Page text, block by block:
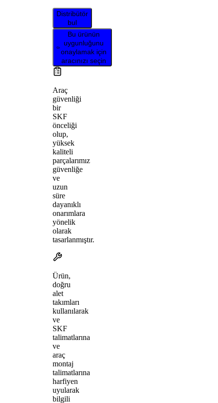
Distribütör
bul
Bu ürünün
uygunluğunu
onaylamak için
aracınızı seçin
Araç
güvenliği
bir
SKF
önceliği
olup,
yüksek
kaliteli
parçalarımız
güvenliğe
ve
uzun
süre
dayanıklı
onarımlara
yönelik
olarak
tasarlanmıştır.
Ürün,
doğru
alet
takımları
kullanılarak
ve
SKF
talimatlarına
ve
araç
montaj
talimatlarına
harfiyen
uyularak
bilgili